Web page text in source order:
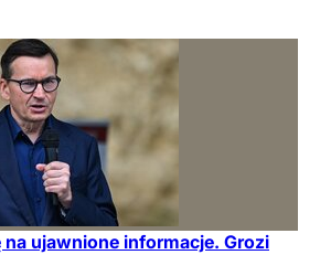
na ujawnione informacje. Grozi